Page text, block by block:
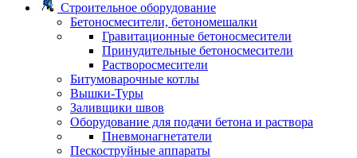
Строительное оборудование
Бетоносмесители, бетономешалки
Гравитационные бетоносмесители
Принудительные бетоносмесители
Растворосмесители
Битумоварочные котлы
Вышки-Туры
Заливщики швов
Оборудование для подачи бетона и раствора
Пневмонагнетатели
Пескоструйные аппараты